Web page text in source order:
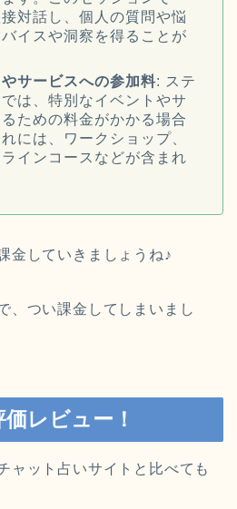
対話し、個人の質問や悩
イスや洞察を得ることが
サービスへの参加料: ステ
は、特別なイベントやサ
ための料金がかかる場合
には、ワークショップ、
インコースなどが含まれ
金していきましょうね♪
、つい課金してしまいまし
レビュー！
ャット占いサイトと比べても